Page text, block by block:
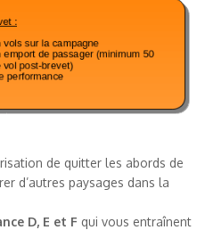
de quitter les abords de
d’autres paysages dans la
D, E et F qui vous entraînent